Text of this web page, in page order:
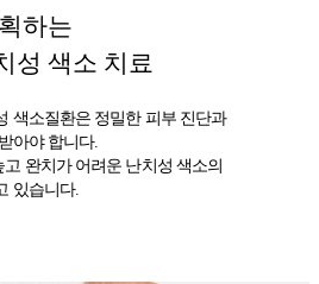
하는
성 색소 치료
색소질환은 정밀한 피부 진단과
아야 합니다.
고 완치가 어려운 난치성 색소의
있습니다.